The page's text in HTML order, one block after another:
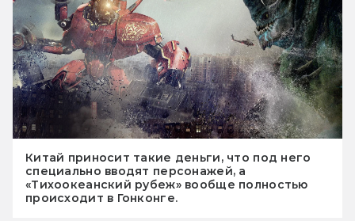
Китай приносит такие деньги, что под него
специально вводят персонажей, а
«Тихоокеанский рубеж» вообще полностью
происходит в Гонконге.